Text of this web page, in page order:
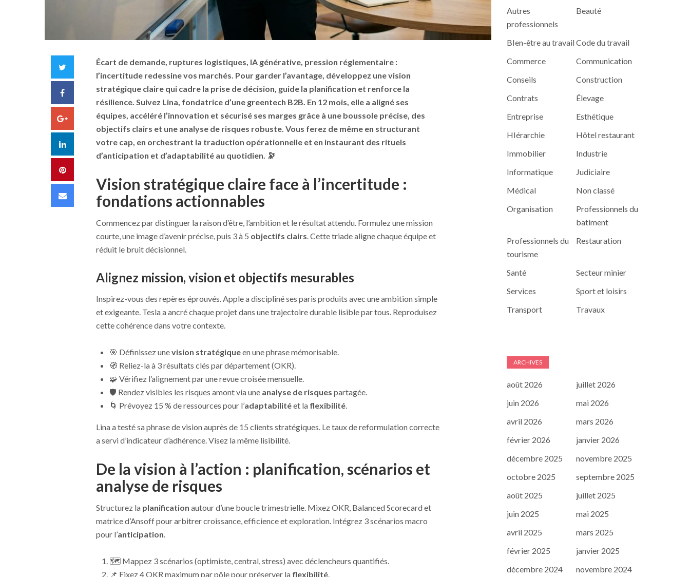
Facebook
Google+
LinkedIn
Pinterest
Email
Écart de demande, ruptures logistiques, IA générative, pression réglementaire :
l’incertitude redessine vos marchés. Pour garder l’avantage, développez une vision
stratégique claire qui cadre la prise de décision, guide la planification et renforce la
résilience. Suivez Lina, fondatrice d’une greentech B2B. En 12 mois, elle a aligné ses
équipes, accéléré l’innovation et sécurisé ses marges grâce à une boussole précise, des
objectifs clairs et une analyse de risques robuste. Vous ferez de même en structurant
votre cap, en orchestrant la traduction opérationnelle et en instaurant des rituels
d’anticipation et d’adaptabilité au quotidien. 🔭
Vision stratégique claire face à l’incertitude :
fondations actionnables
Commencez par distinguer la raison d’être, l’ambition et le résultat attendu. Formulez une mission
courte, une image d’avenir précise, puis 3 à 5 objectifs clairs. Cette triade aligne chaque équipe et
réduit le bruit décisionnel.
Alignez mission, vision et objectifs mesurables
Inspirez-vous des repères éprouvés. Apple a discipliné ses paris produits avec une ambition simple
et exigeante. Tesla a ancré chaque projet dans une trajectoire durable lisible par tous. Reproduisez
cette cohérence dans votre contexte.
🎯 Définissez unevision stratégiqueen une phrase mémorisable.
🧭 Reliez-la à 3 résultats clés par département (OKR).
🧩 Vérifiez l’alignement par une revue croisée mensuelle.
🛡️ Rendez visibles les risques amont via une analyse de risques partagée.
🌀 Prévoyez 15 % de ressources pour l’adaptabilitéet la flexibilité.
Lina a testé sa phrase de vision auprès de 15 clients stratégiques. Le taux de reformulation correcte
a servi d’indicateur d’adhérence. Visez la même lisibilité.
De la vision à l’action : planification, scénarios et
analyse de risques
Structurez la planification autour d’une boucle trimestrielle. Mixez OKR, Balanced Scorecard et
matrice d’Ansoff pour arbitrer croissance, efficience et exploration. Intégrez 3 scénarios macro
pour l’anticipation.
🗺️ Mappez 3 scénarios (optimiste, central, stress) avec déclencheurs quantifiés.
📌 Fixez 4 OKR maximum par pôle pour préserver la flexibilité.
Autres
professionnels
Beauté
BIen-être au travailCode du travail
Commerce
Communication
Conseils
Construction
Contrats
Élevage
Entreprise
Esthétique
HIérarchie
Hôtel restaurant
Immobilier
Industrie
Informatique
Judiciaire
Médical
Non classé
Organisation
Professionnels du
batiment
Professionnels du
tourisme
Restauration
Santé
Secteur minier
Services
Sport et loisirs
Transport
Travaux
ARCHIVES
août 2026
juillet 2026
juin 2026
mai 2026
avril 2026
mars 2026
février 2026
janvier 2026
décembre 2025
novembre 2025
octobre 2025
septembre 2025
août 2025
juillet 2025
juin 2025
mai 2025
avril 2025
mars 2025
février 2025
janvier 2025
décembre 2024
novembre 2024